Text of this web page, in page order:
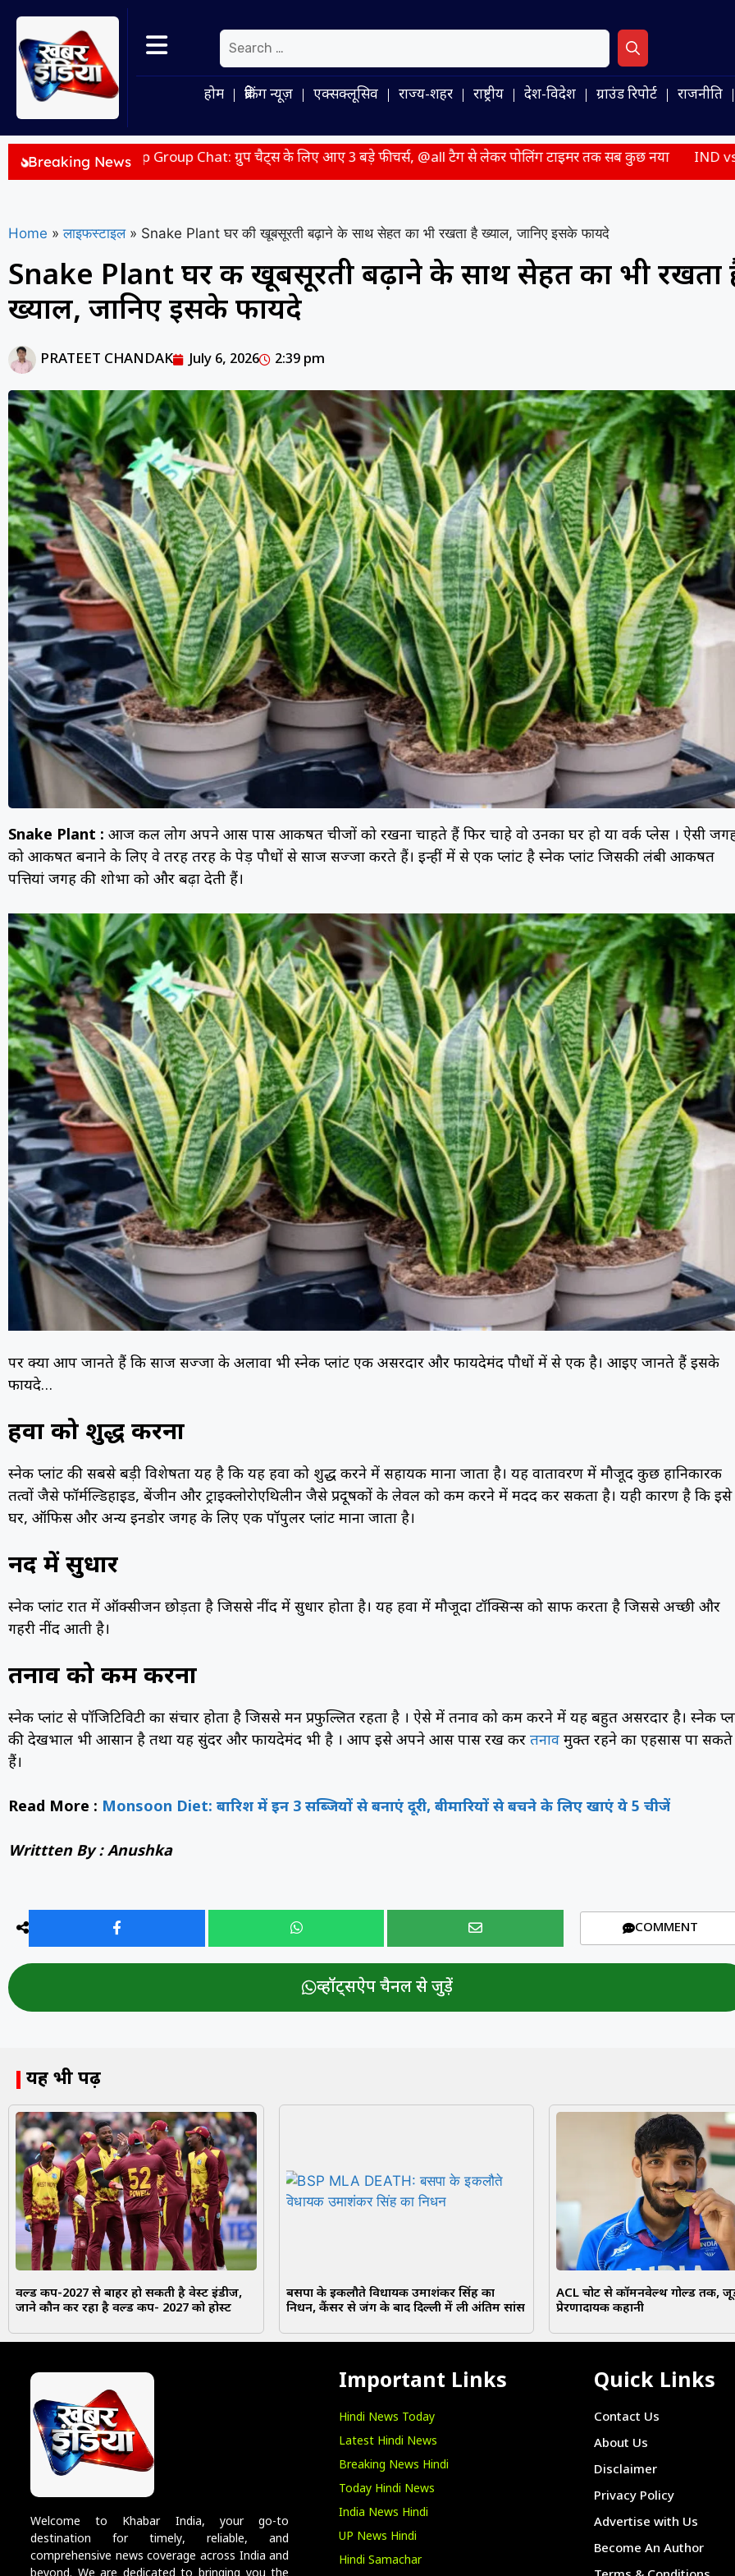
होम ब्रेकिंग न्यूज़ एक्सक्लूसिव राज्य-शहर राष्ट्रीय देश-विदेश ग्राउंड रिपोर्ट राजनीति
Breaking News
Group Chat: ग्रुप चैट्स के लिए आए 3 बड़े फीचर्स, @all टैग से लेकर पोलिंग टाइमर तक सब कुछ नया IND vs SL: 9 साल बाद
Home » लाइफस्टाइल » Snake Plant घर की खूबसूरती बढ़ाने के साथ सेहत का भी रखता है ख्याल, जानिए इसके फायदे
Snake Plant घर की खूबसूरती बढ़ाने के साथ सेहत का भी रखता
ख्याल, जानिए इसके फायदे
PRATEET CHANDAK July 6, 2026 2:39 pm
Snake Plant : आज कल लोग अपने आस पास आकर्षित चीजों को रखना चाहते हैं फिर चाहे वो उनका घर हो या वर्क प्लेस । ऐसी
को आकर्षित बनाने के लिए वे तरह तरह के पेड़ पौधों से साज सज्जा करते हैं। इन्हीं में से एक प्लांट है स्नेक प्लांट जिसकी लंबी आकर्षित
पत्तियां जगह की शोभा को और बढ़ा देती हैं।
पर क्या आप जानते हैं कि साज सज्जा के अलावा भी स्नेक प्लांट एक असरदार और फायदेमंद पौधों में से एक है। आइए जानते हैं इसके
फायदे…
हवा को शुद्ध करना
स्नेक प्लांट की सबसे बड़ी विशेषता यह है कि यह हवा को शुद्ध करने में सहायक माना जाता है। यह वातावरण में मौजूद कुछ हानिकारक
तत्वों जैसे फॉर्मल्डिहाइड, बेंजीन और ट्राइक्लोरोएथिलीन जैसे प्रदूषकों के लेवल को कम करने में मदद कर सकता है। यही कारण है कि इसे
घर, ऑफिस और अन्य इनडोर जगह के लिए एक पॉपुलर प्लांट माना जाता है।
नींद में सुधार
स्नेक प्लांट रात में ऑक्सीजन छोड़ता है जिससे नींद में सुधार होता है। यह हवा में मौजूदा टॉक्सिन्स को साफ करता है जिससे अच्छी और
गहरी नींद आती है।
तनाव को कम करना
स्नेक प्लांट से पॉजिटिविटी का संचार होता है जिससे मन प्रफुल्लित रहता है । ऐसे में तनाव को कम करने में यह बहुत असरदार है। स्नेक
की देखभाल भी आसान है तथा यह सुंदर और फायदेमंद भी है । आप इसे अपने आस पास रख कर तनाव मुक्त रहने का एहसास पा सकते
हैं।
Read More : Monsoon Diet: बारिश में इन 3 सब्जियों से बनाएं दूरी, बीमारियों से बचने के लिए खाएं ये 5 चीजें
Writtten By : Anushka
COMMENT
व्हॉट्सऐप चैनल से जुड़ें
यह भी पढ़ें
वर्ल्ड कप-2027 से बाहर हो सकती है वेस्ट इंडीज,
जाने कौन कर रहा है वर्ल्ड कप- 2027 को होस्ट
बसपा के इकलौते विधायक उमाशंकर सिंह का
निधन, कैंसर से जंग के बाद दिल्ली में ली अंतिम सांस
ACL चोट से कॉमनवेल्थ गोल्ड तक,
प्रेरणादायक कहानी
Welcome to Khabar India, your go-to
destination for timely, reliable, and
comprehensive news coverage across India and
Important Links
Hindi News Today
Latest Hindi News
Breaking News Hindi
Today Hindi News
India News Hindi
UP News Hindi
Hindi Samachar
Quick Links
Contact Us
About Us
Disclaimer
Privacy Policy
Advertise with Us
Become An Author